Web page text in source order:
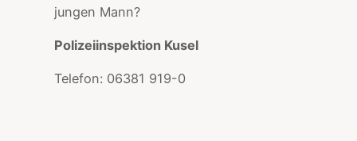
jungen Mann?
Polizeiinspektion Kusel
Telefon: 06381 919-0